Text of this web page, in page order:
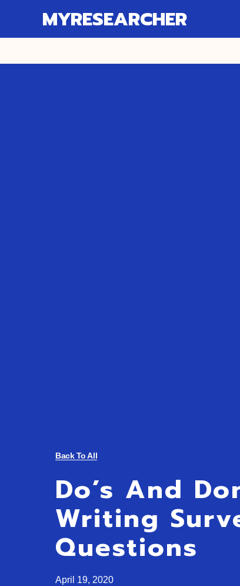
MYRESEARCHER
Back To All
Do’s And
Writing
Questions
April 19, 2020